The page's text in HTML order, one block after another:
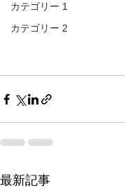
カテゴリー 1
カテゴリー 2
最新記事